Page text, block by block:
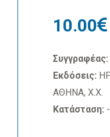
10.00
Συγγραφέας:
Εκδόσεις:
ΑΘΗΝΑ, Χ.Χ.
Κατάσταση: -